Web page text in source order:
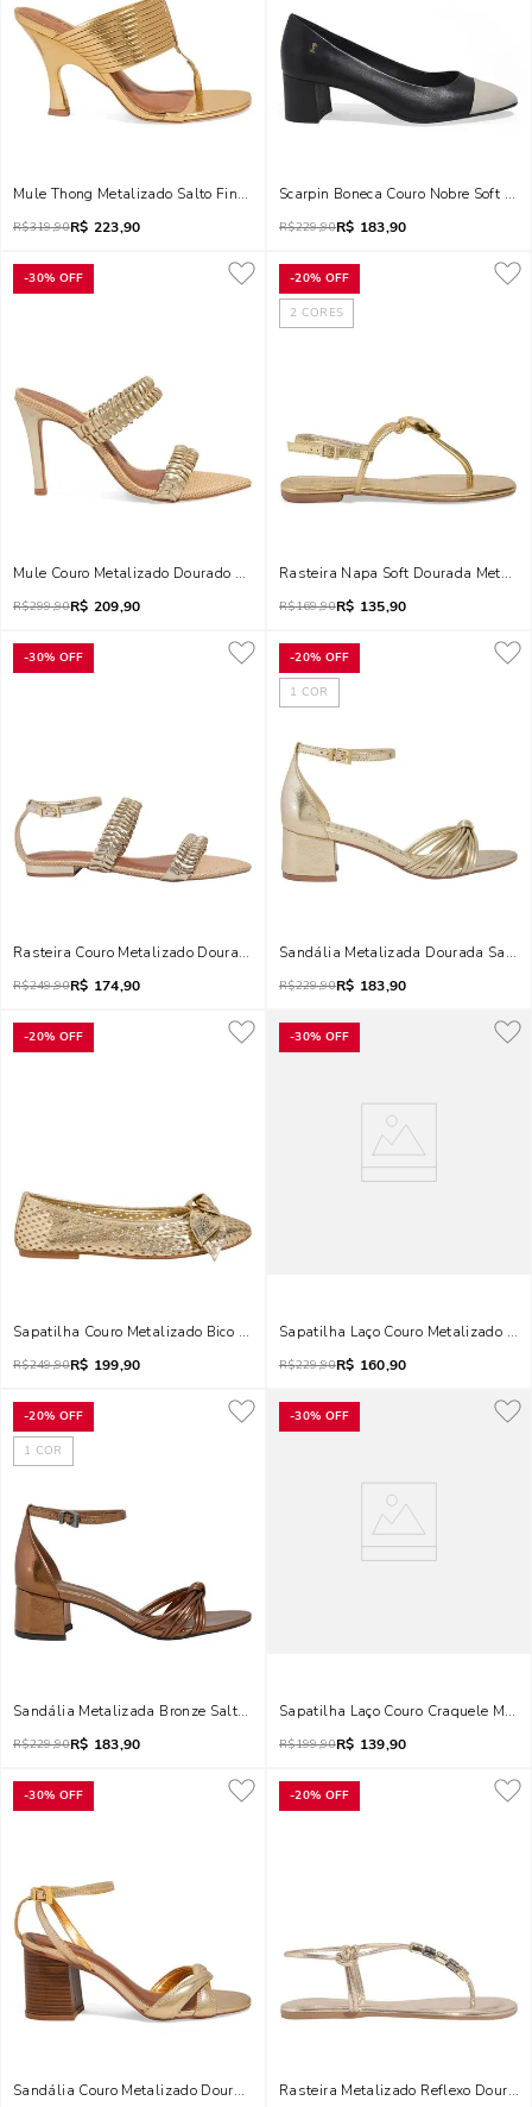
Mule Thong Metalizado Salto Fino Dourado
R$319,90R$ 223,90
Scarpin Boneca Couro Nobre Soft
R$229,90R$ 183,90
-30% OFF
Mule Couro Metalizado Dourado Salto Alto Tiras Trançadas
R$299,90R$ 209,90
-20% OFF
2 CORES
Rasteira Napa Soft Dourada
R$169,90R$ 135,90
-30% OFF
Rasteira Couro Metalizado Dourada
R$249,90R$ 174,90
-20% OFF
1 COR
Sandália Metalizada Dourada Salto
R$229,90R$ 183,90
-20% OFF
Sapatilha Couro Metalizado Bico Redondo Laço Dourada
R$249,90R$ 199,90
-30% OFF
Sapatilha Laço Couro Metalizado
R$229,90R$ 160,90
-20% OFF
1 COR
Sandália Metalizada Bronze Salto Baixo Bloco
R$229,90R$ 183,90
-30% OFF
Sapatilha Laço Couro Craquele
R$199,90R$ 139,90
-30% OFF
Sandália Couro Metalizado Dourado Salto Bloco
-20% OFF
Rasteira Metalizado Reflexo Dourado